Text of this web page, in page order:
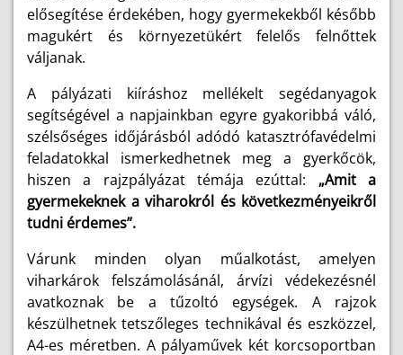
elősegítése érdekében, hogy gyermekekből később
magukért és környezetükért felelős felnőttek
váljanak.
A pályázati kiíráshoz mellékelt segédanyagok
segítségével a napjainkban egyre gyakoribbá váló,
szélsőséges időjárásból adódó katasztrófavédelmi
feladatokkal ismerkedhetnek meg a gyerkőcök,
hiszen a rajzpályázat témája ezúttal: „Amit a
gyermekeknek a viharokról és következményeikről
tudni érdemes”.
Várunk minden olyan műalkotást, amelyen
viharkárok felszámolásánál, árvízi védekezésnél
avatkoznak be a tűzoltó egységek. A rajzok
készülhetnek tetszőleges technikával és eszközzel,
A4-es méretben. A pályaművek két korcsoportban